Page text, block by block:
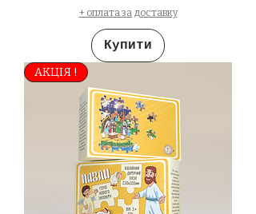
+ оплата за доставку
Купити
АКЦІЯ !